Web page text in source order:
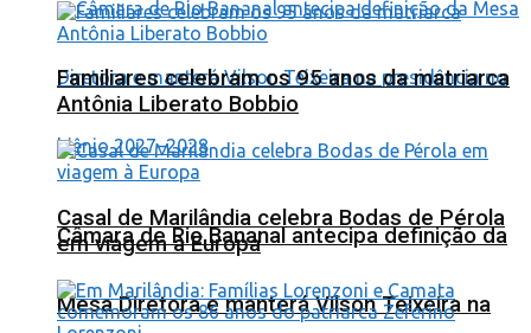
Câmara de Rio Bananal antecipa definição da
Mesa Diretora e manterá Vilson Teixeira na
Familiares celebram os 95 anos da matriarca
Antônia Liberato Bobbio
Casal de Marilândia celebra Bodas de Pérola
em viagem à Europa